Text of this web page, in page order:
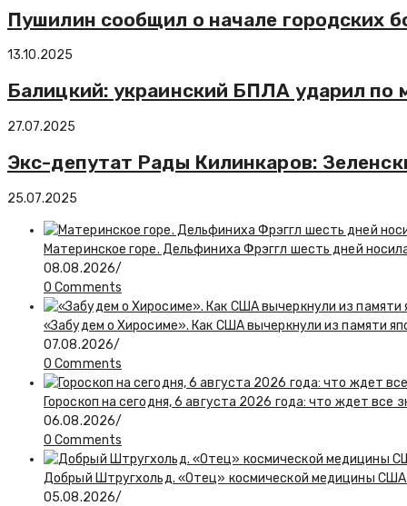
Пушилин сообщил о начале городских
13.10.2025
Балицкий: украинский БПЛА ударил
27.07.2025
Экс-депутат Рады Килинкаров:
25.07.2025
Материнское горе. Дельфиниха Фрэггл шесть дней
08.08.2026/
0 Comments
«Забудем о Хиросиме». Как США вычеркнули из памяти
07.08.2026/
0 Comments
Гороскоп на сегодня, 6 августа 2026 года: что ждет все
06.08.2026/
0 Comments
Добрый Штругхольд. «Отец» космической медицины
05.08.2026/